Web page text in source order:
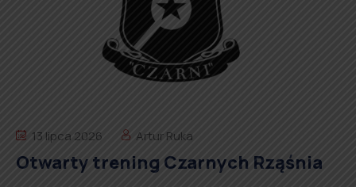
13 lipca 2026 Artur Ruka
Otwarty trening Czarnych Rząśnia